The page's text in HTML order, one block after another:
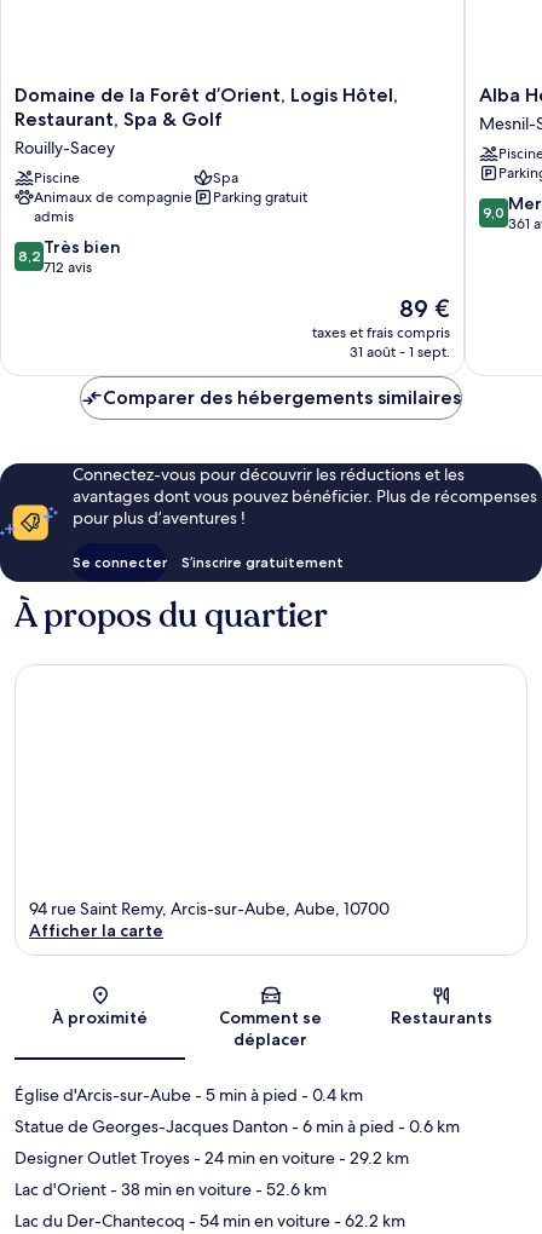
Domaine
de
Forêt
d’Orient,
Logis
Hôtel,
Restaurant,
Spa
Domaine de la Forêt d’Orient, Logis Hôtel,
Restaurant, Spa & Golf
Rouilly-Sacey
Piscine
Spa
Animaux de compagnie
admis
Parking gratuit
8.2
sur
8,2 Très bien
712 avis
Le
nouveau
prix
de
89 €
taxes et frais compris
31 août - 1 sept.
Alba
Hotel
Lac
d'Orient
Mesnil-
Saint-
Pere
Alba
Mesnil-
9.0
sur
9,0
361
Comparer des hébergements similaires
Connectez-vous pour découvrir les réductions et les
avantages dont vous pouvez bénéficier. Plus de récompenses
pour plus d’aventures !
Se connecter S’inscrire gratuitement
À propos du quartier
Carte
94 rue Saint Remy, Arcis-sur-Aube, Aube, 10700
Afficher la carte
À proximité
Comment se
déplacer
Restaurants
Église d'Arcis-sur-Aube- 5 min à pied - 0.4 km
Statue de Georges-Jacques Danton- 6 min à pied - 0.6 km
Designer Outlet Troyes- 24 min en voiture- 29.2 km
Lac d'Orient- 38 min en voiture- 52.6 km
Lac du Der-Chantecoq - 54 min en voiture- 62.2 km